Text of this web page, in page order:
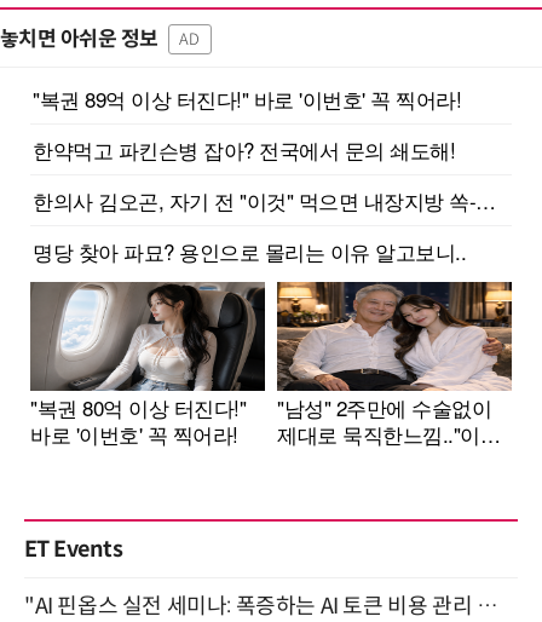
놓치면 아쉬운 정보 AD
ET Events
"AI 핀옵스 실전 세미나: 폭증하는 AI 토큰 비용 관리 전략" 8월 21일 개최